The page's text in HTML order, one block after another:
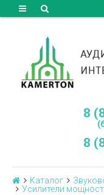
8
8
Каталог
Усилители